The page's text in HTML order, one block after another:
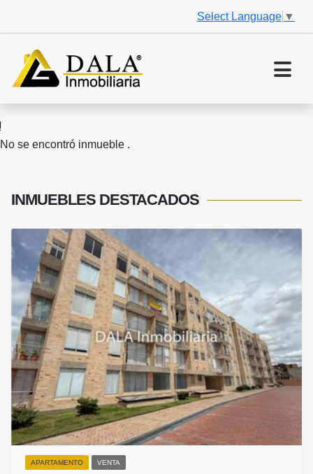
Select Language ▼
No se encontró inmueble .
INMUEBLES DESTACADOS
APARTAMENTO VENTA